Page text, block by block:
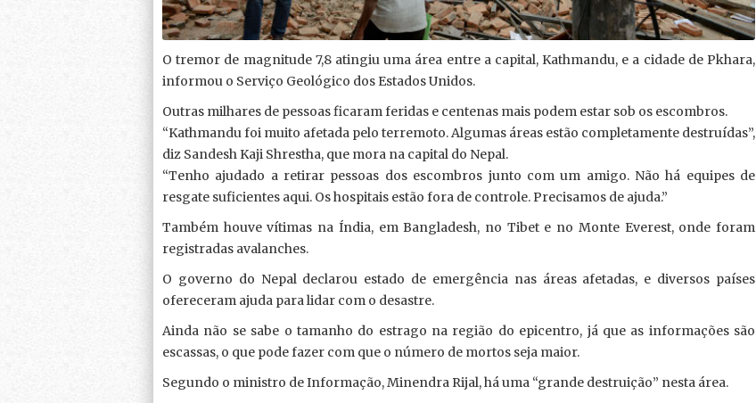
O tremor de magnitude 7,8 atingiu uma área entre a capital, Kathmandu, e a cidade de Pkhara,
informou o Serviço Geológico dos Estados Unidos.
Outras milhares de pessoas ficaram feridas e centenas mais podem estar sob os escombros.
“Kathmandu foi muito afetada pelo terremoto. Algumas áreas estão completamente destruídas”,
diz Sandesh Kaji Shrestha, que mora na capital do Nepal.
“Tenho ajudado a retirar pessoas dos escombros junto com um amigo. Não há equipes de
resgate suficientes aqui. Os hospitais estão fora de controle. Precisamos de ajuda.”
Também houve vítimas na Índia, em Bangladesh, no Tibet e no Monte Everest, onde foram
registradas avalanches.
O governo do Nepal declarou estado de emergência nas áreas afetadas, e diversos países
ofereceram ajuda para lidar com o desastre.
Ainda não se sabe o tamanho do estrago na região do epicentro, já que as informações são
escassas, o que pode fazer com que o número de mortos seja maior.
Segundo o ministro de Informação, Minendra Rijal, há uma “grande destruição” nesta área.